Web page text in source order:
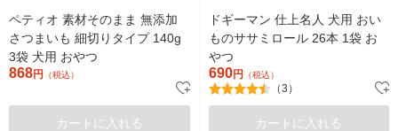
ペティオ 素材そのまま 無添加
さつまいも 細切りタイプ 140g
3袋 犬用 おやつ
868円 （税込）
カートに入れる
ドギーマン 仕上名人 犬用 おい
ものササミロール 26本 1袋 お
やつ
690円 （税込）
（3）
カートに入れる